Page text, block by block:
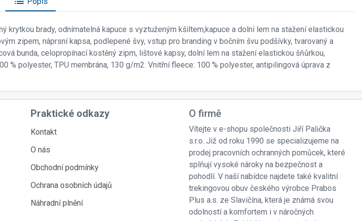
krytkou brady, odnímatelná kapuce s vyztuženým kšiltem,kapuce a dolní lem na stažení elastickou
zipem, náprsní kapsa, podlepené švy, vstup pro branding v bočním švu podšívky, tvarovaný a
bunda, celopropínací kostěný zipm, lištové kapsy, dolní lem na stažení elastickou šňůrkou,
% polyester, TPU membrána, 130 g/m2. Vnitřní fleece: 100 % polyester, antipilingová úprava z
Praktické odkazy
Kontakt
O nás
Obchodní podmínky
Ochrana osobních údajů
Náhradní plnění
O firmě
Vítejte v e-shopu společnosti Jiří Palička
s.r.o. Již od roku 1990 se specializujeme na
prodej pracovních ochranných pomůcek, které
splňují vysoké nároky na bezpečnost a
pohodlí. V naší nabídce najdete také kvalitní
trekingovou obuv českého výrobce Prabos
Plus a.s. ze Slavičína, která je známá svou
odolností a komfortem i v náročných